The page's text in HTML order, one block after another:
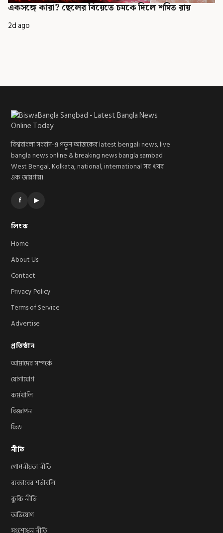
একসঙ্গে কারা? ছেলের বিয়েতে চমকে দিলে শমিত রায়
2d ago
বিশ্ববাংলা সংবাদ-এ পড়ুন আজকের latest bengali news, live
bangla news online & breaking news bangla sambad।
West Bengal, Kolkata, national, international সব খবর
এক জায়গায়।
f ▶
লিংক
Home
About Us
Contact
Privacy Policy
Terms of Service
Advertise
প্রতিষ্ঠান
আমাদের সম্পর্কে
যোগাযোগ
কর্মখালি
বিজ্ঞাপন
ফিড
নীতি
গোপনীয়তা নীতি
ব্যবহারের শর্তাবলি
কুকি নীতি
অভিযোগ